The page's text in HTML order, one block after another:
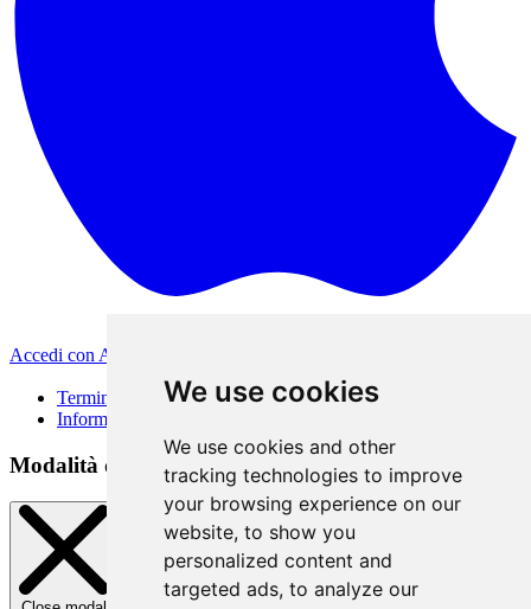
We use cookies
We use cookies and other
tracking technologies to improve
your browsing experience on our
website, to show you
personalized content and
targeted ads, to analyze our
Accedi con Apple
Termini di Utilizzo
Informativa sulla privacy
Modalità di accesso